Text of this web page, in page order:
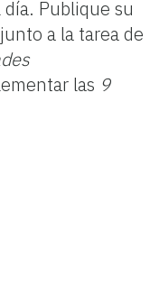
Publique su
a la tarea de
las 9